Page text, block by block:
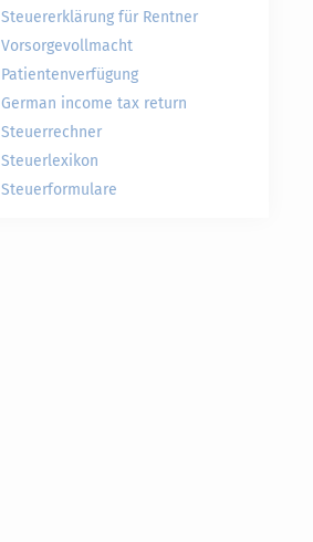
Steuererklärung für Rentner
Vorsorgevollmacht
Patientenverfügung
German income tax return
Steuerrechner
Steuerlexikon
Steuerformulare